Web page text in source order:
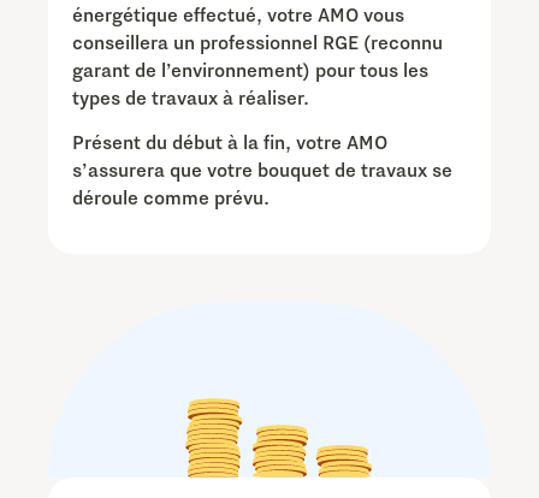
énergétique effectué, votre AMO vous
conseillera un professionnel RGE (reconnu
garant de l’environnement) pour tous les
types de travaux à réaliser.
Présent du début à la fin, votre AMO
s’assurera que votre bouquet de travaux se
déroule comme prévu.